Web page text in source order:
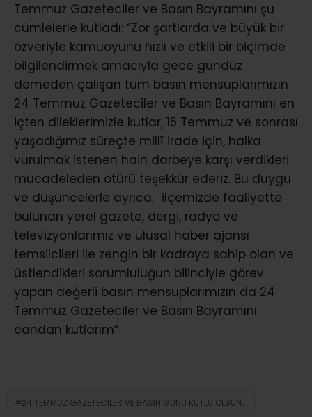
Temmuz Gazeteciler ve Basın Bayramını şu
cümlelerle kutladı: “Zor şartlarda ve büyük bir
özveriyle kamuoyunu hızlı ve etkili bir biçimde
bilgilendirmek amacıyla gece gündüz
demeden çalışan tüm basın mensuplarımızın
24 Temmuz Gazeteciler ve Basın Bayramını en
içten dileklerimizle kutlar, 15 Temmuz ve sonrası
yaşadığımız süreçte millî irade için, halka
vurulmak istenen hain darbeye karşı verdikleri
mücadeleden ötürü teşekkür ederiz. Bu duygu
ve düşüncelerle ayrıca; ilçemizde faaliyette
bulunan yerel gazete, dergi, radyo ve
televizyonlarımız ve ulusal haber ajansı
temsilcileri ile zengin bir kadroya sahip olan ve
üstlendikleri sorumluluğun bilinciyle görev
yapan değerli basın mensuplarımızın da 24
Temmuz Gazeteciler ve Basın Bayramını
candan kutlarım”
24 TEMMUZ GAZETECİLER VE BASIN GÜNÜ KUTLU OLSUN...